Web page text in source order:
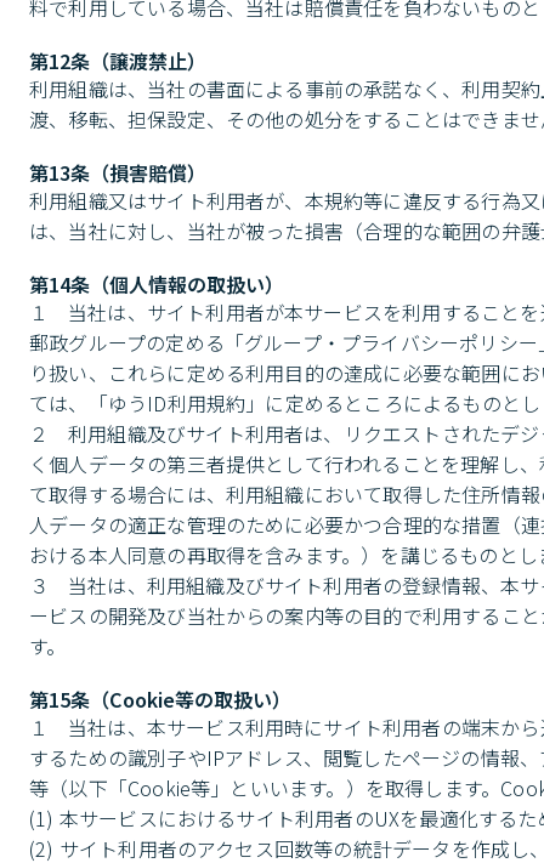
料で利用している場合、当社は賠償責任を負わないもの
第12条（譲渡禁止）
利用組織は、当社の書面による事前の承諾なく、利用契
渡、移転、担保設定、その他の処分をすることはできま
第13条（損害賠償）
利用組織又はサイト利用者が、本規約等に違反する行為
は、当社に対し、当社が被った損害（合理的な範囲の弁
第14条（個人情報の取扱い）
１	当社は、サイト利用者が本サービスを利用することを通じて取得した個人情報を、当社の定める「プライバシーポリシー」、日本
郵政グループの定める「グループ・プライバシーポリシ
り扱い、これらに定める利用目的の達成に必要な範囲に
ては、「ゆうID利用規約」に定めるところによるものと
２	利用組織及びサイト利用者は、リクエストされたデジタルアドレスに対応する住所情報の提供が、当社において本人の同意に基づ
く個人データの第三者提供として行われることを理解し
て取得する場合には、利用組織において取得した住所情
人データの適正な管理のために必要かつ合理的な措置（
おける本人同意の再取得を含みます。）を講じるものとし
３	当社は、利用組織及びサイト利用者の登録情報、本サイトの利用履歴等の情報を、本サイトの運営、改良、マーケティング、新サ
ービスの開発及び当社からの案内等の目的で利用するこ
す。
第15条（Cookie等の取扱い）
１	当社は、本サービス利用時にサイト利用者の端末から送信されるクッキー（Cookie）や広告識別子等、サイト利用者の端末を識別
するための識別子やIPアドレス、閲覧したページの情報
等（以下「Cookie等」といいます。）を取得します。
(1) 本サービスにおけるサイト利用者のUXを最適化するた
(2) サイト利用者のアクセス回数等の統計データを作成